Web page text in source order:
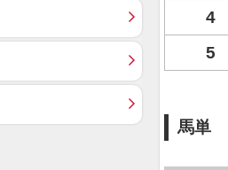
4
5
馬単